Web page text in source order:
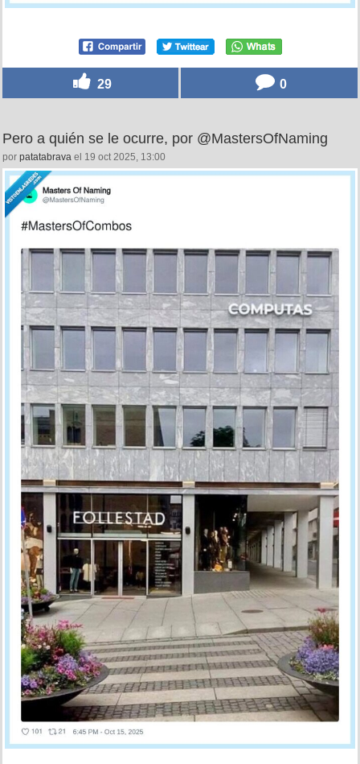
29 0
Pero a quién se le ocurre, por @MastersOfNaming
por patatabrava el 19 oct 2025, 13:00